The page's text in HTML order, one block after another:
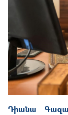
Դիանա